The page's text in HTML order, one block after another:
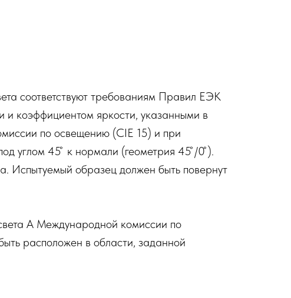
соответствуют требованиям Правил ЕЭК
коэффициентом яркости, указанными в
по освещению (CIE 15) и при
углом 45 ̊ к нормали (геометрия 45 ̊/0 ̊).
Испытуемый образец должен быть повернут
А Международной комиссии по
расположен в области, заданной